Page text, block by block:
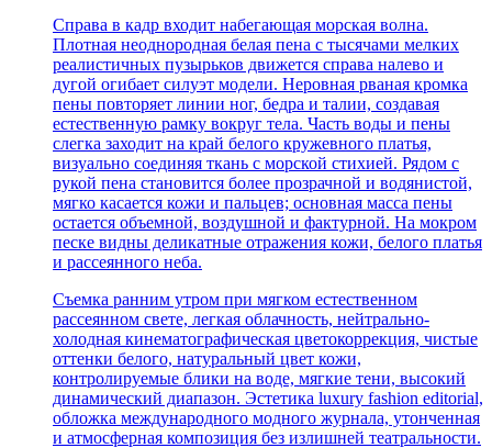
Справа в кадр входит набегающая морская волна.
Плотная неоднородная белая пена с тысячами мелких
реалистичных пузырьков движется справа налево и
дугой огибает силуэт модели. Неровная рваная кромка
пены повторяет линии ног, бедра и талии, создавая
естественную рамку вокруг тела. Часть воды и пены
слегка заходит на край белого кружевного платья,
визуально соединяя ткань с морской стихией. Рядом с
рукой пена становится более прозрачной и водянистой,
мягко касается кожи и пальцев; основная масса пены
остается объемной, воздушной и фактурной. На мокром
песке видны деликатные отражения кожи, белого платья
и рассеянного неба.
Съемка ранним утром при мягком естественном
рассеянном свете, легкая облачность, нейтрально-
холодная кинематографическая цветокоррекция, чистые
оттенки белого, натуральный цвет кожи,
контролируемые блики на воде, мягкие тени, высокий
динамический диапазон. Эстетика luxury fashion editorial,
обложка международного модного журнала, утонченная
и атмосферная композиция без излишней театральности.